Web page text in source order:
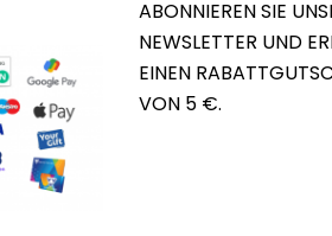
ABONNIEREN SIE
NEWSLETTER UND
EINEN
VON 5 €.